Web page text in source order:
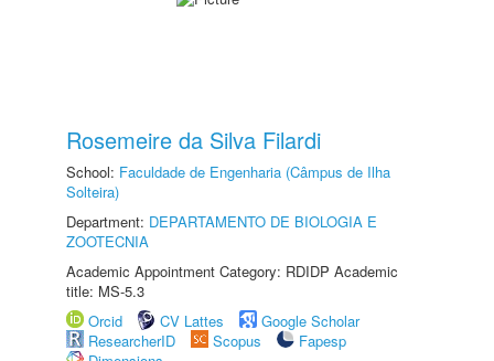
Rosemeire da Silva Filardi
School: Faculdade de Engenharia (Câmpus de Ilha
Solteira)
Department: DEPARTAMENTO DE BIOLOGIA E
ZOOTECNIA
Academic Appointment Category: RDIDP Academic
title: MS-5.3
Orcid
CV Lattes
Google Scholar
ResearcherID
Scopus
Fapesp